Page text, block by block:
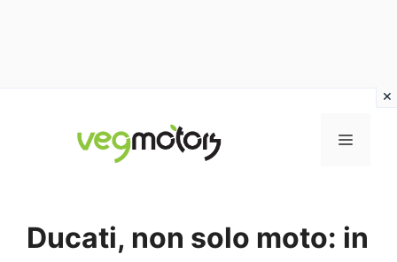
MENU
Ducati, non solo moto: in